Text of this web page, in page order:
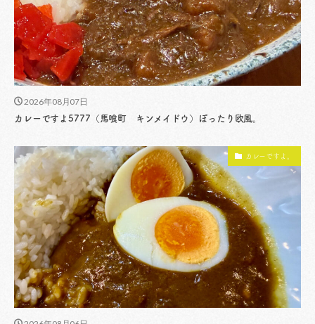
2026年08月07日
カレーですよ5777（馬喰町 キンメイドウ）ぽったり欧風。
カレーですよ。